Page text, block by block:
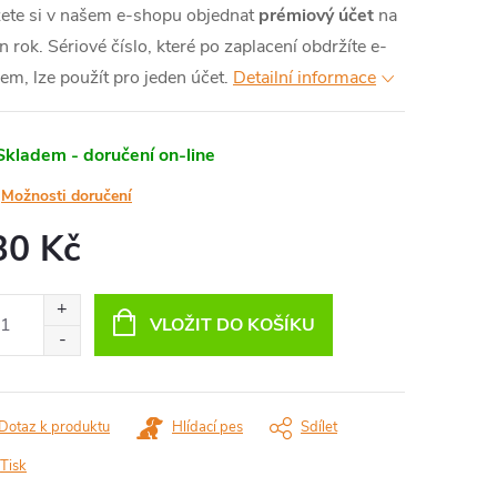
si v našem e-shopu objednatprémiový účet na
rok. Sériové číslo, které po zaplacení obdržíte e-
lze použít pro jeden účet. Detailní informace
- doručení on-line
Možnosti doručení
Kč
VLOŽIT DO KOŠÍKU
Tisk
Dotaz k produktu Hlídací pes Sdílet